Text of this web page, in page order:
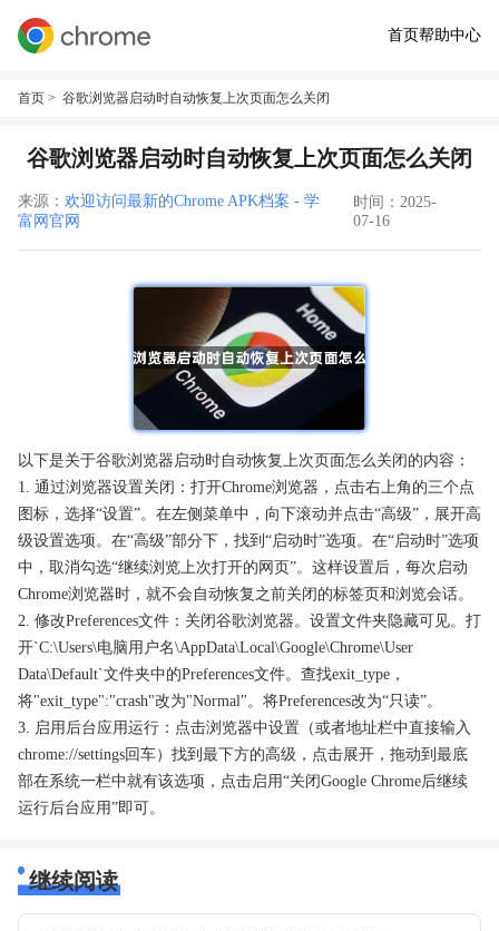
首页帮助中心
首页 > 谷歌浏览器启动时自动恢复上次页面怎么关闭
谷歌浏览器启动时自动恢复上次页面怎么关闭
来源： 欢迎访问最新的Chrome APK档案 - 学
富网官网
时间：2025-
07-16
以下是关于谷歌浏览器启动时自动恢复上次页面怎么关闭的内容：
1. 通过浏览器设置关闭：打开Chrome浏览器，点击右上角的三个点
图标，选择“设置”。在左侧菜单中，向下滚动并点击“高级”，展开高
级设置选项。在“高级”部分下，找到“启动时”选项。在“启动时”选项
中，取消勾选“继续浏览上次打开的网页”。这样设置后，每次启动
Chrome浏览器时，就不会自动恢复之前关闭的标签页和浏览会话。
2. 修改Preferences文件：关闭谷歌浏览器。设置文件夹隐藏可见。打
开`C:\Users\电脑用户名\AppData\Local\Google\Chrome\User
Data\Default`文件夹中的Preferences文件。查找exit_type，
将"exit_type":"crash"改为"Normal"。将Preferences改为“只读”。
3. 启用后台应用运行：点击浏览器中设置（或者地址栏中直接输入
chrome://settings回车）找到最下方的高级，点击展开，拖动到最底
部在系统一栏中就有该选项，点击启用“关闭Google Chrome后继续
运行后台应用”即可。
继续阅读